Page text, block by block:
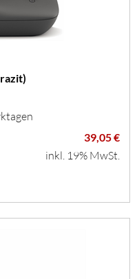
39,05 €
inkl. 19% MwSt.